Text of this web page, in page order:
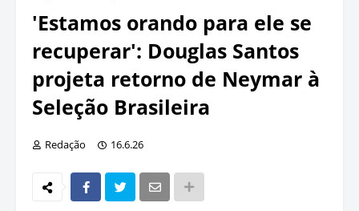
'Estamos orando para ele se
recuperar': Douglas Santos
projeta retorno de Neymar à
Seleção Brasileira
Redação 16.6.26